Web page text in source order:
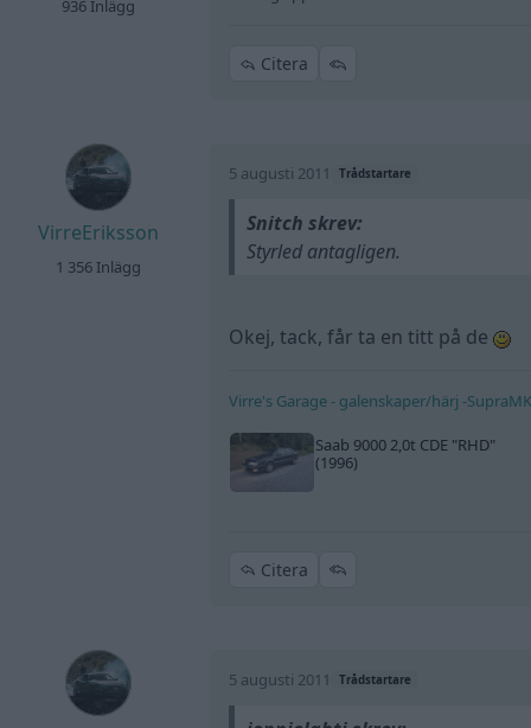
936 Inlägg
Citera
VirreEriksson
1 356 Inlägg
5 augusti 2011 Trådstartare
Snitch skrev:
Styrled antagligen.
Okej, tack, får ta en titt på de
Virre's Garage - galenskaper/härj -
Saab 9000 2,0t CDE "RHD"
(1996)
Citera
5 augusti 2011 Trådstartare